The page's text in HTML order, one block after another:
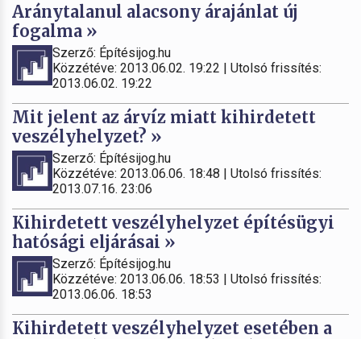
Aránytalanul alacsony árajánlat új
fogalma »
Szerző: Építésijog.hu
Közzétéve: 2013.06.02. 19:22 | Utolsó frissítés:
2013.06.02. 19:22
Mit jelent az árvíz miatt kihirdetett
veszélyhelyzet? »
Szerző: Építésijog.hu
Közzétéve: 2013.06.06. 18:48 | Utolsó frissítés:
2013.07.16. 23:06
Kihirdetett veszélyhelyzet építésügyi
hatósági eljárásai »
Szerző: Építésijog.hu
Közzétéve: 2013.06.06. 18:53 | Utolsó frissítés:
2013.06.06. 18:53
Kihirdetett veszélyhelyzet esetében a